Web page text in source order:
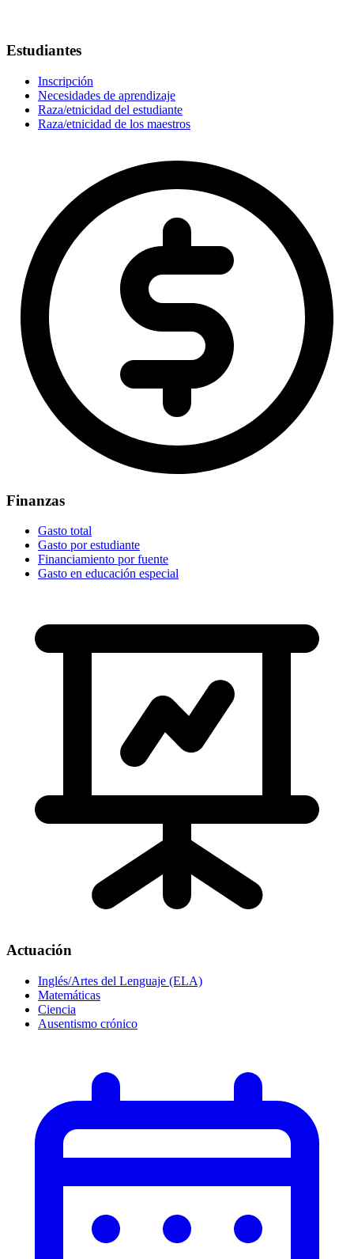
Estudiantes
Inscripción
Necesidades de aprendizaje
Raza/etnicidad del estudiante
Raza/etnicidad de los maestros
Finanzas
Gasto total
Gasto por estudiante
Financiamiento por fuente
Gasto en educación especial
Actuación
Inglés/Artes del Lenguaje (ELA)
Matemáticas
Ciencia
Ausentismo crónico